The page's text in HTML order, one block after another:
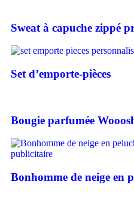
Sweat à capuche zippé
Set d’emporte-pièces
Bougie parfumée
Bonhomme de neige en